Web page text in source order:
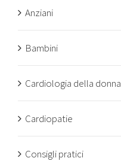
Anziani
Bambini
Cardiologia della donna
Cardiopatie
Consigli pratici